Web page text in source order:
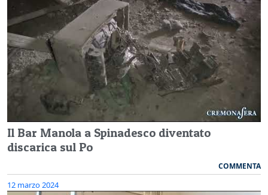
Il Bar Manola a Spinadesco diventato
discarica sul Po
COMMENTA
12 marzo 2024